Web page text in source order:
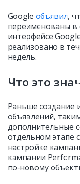
Google объявил,
переименованы в
интерфейсе
реализовано в
недель.
Что это
Раньше создание
объявлений,
дополнительные
отдельном этапе
настройке
кампании
по‑новому